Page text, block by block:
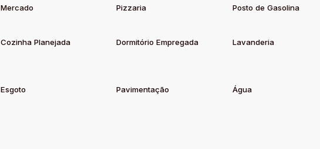
Mercado Pizzaria Posto de Gasolina
Cozinha Planejada Dormitório Empregada
Lavanderia
Esgoto Pavimentação Água